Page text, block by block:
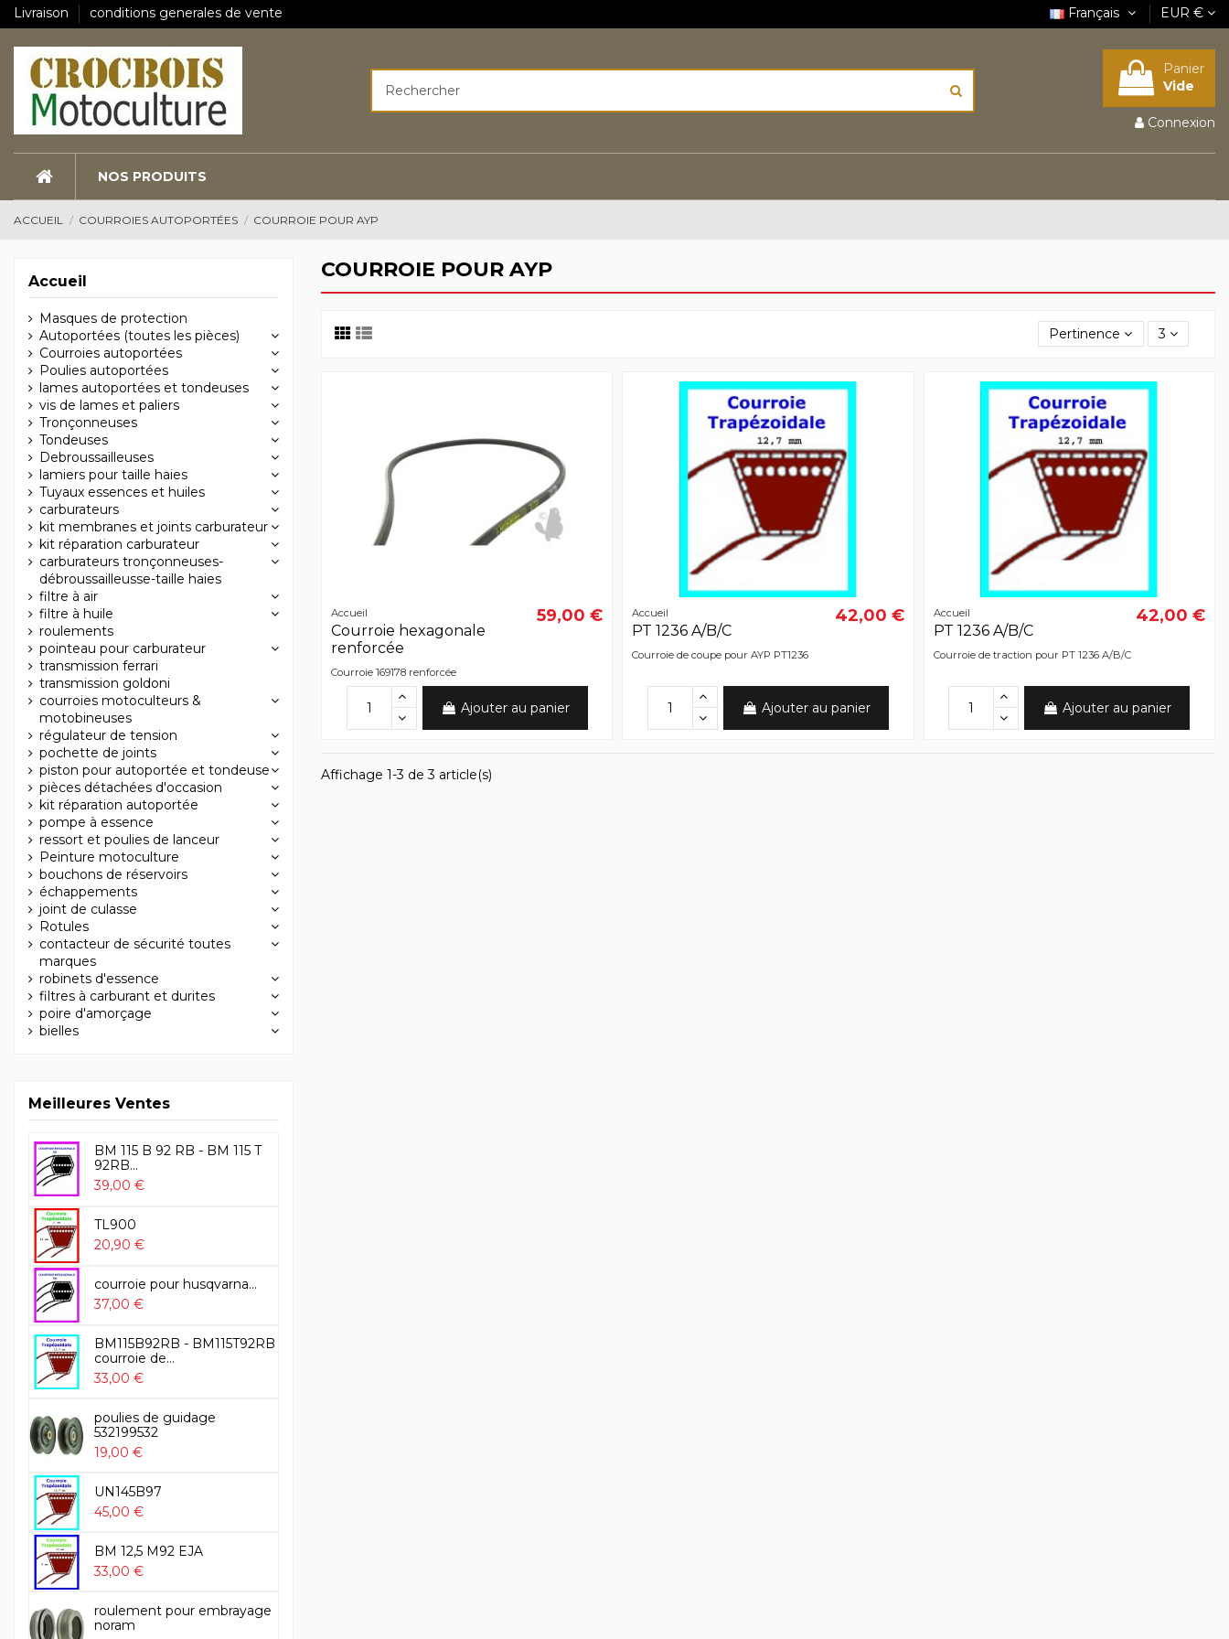
Livraison conditions generales de vente Français EUR €
Panier
Vide
Connexion
NOS PRODUITS
ACCUEIL COURROIES AUTOPORTÉES COURROIE POUR AYP
COURROIE POUR AYP
Pertinence 3
Accueil
Courroie hexagonale
renforcée
59,00 €
Courroie 169178 renforcée
Ajouter au panier
Accueil
PT 1236 A/B/C
42,00 €
Courroie de coupe pour AYP PT1236
Ajouter au panier
Accueil
PT 1236 A/B/C
42,00 €
Courroie de traction pour PT 1236 A/B/C
Ajouter au panier
Affichage 1-3 de 3 article(s)
Accueil
Masques de protection
Autoportées (toutes les pièces)
Courroies autoportées
Poulies autoportées
lames autoportées et tondeuses
vis de lames et paliers
Tronçonneuses
Tondeuses
Debroussailleuses
lamiers pour taille haies
Tuyaux essences et huiles
carburateurs
kit membranes et joints carburateur
kit réparation carburateur
carburateurs tronçonneuses-
débroussailleusse-taille haies
filtre à air
filtre à huile
roulements
pointeau pour carburateur
transmission ferrari
transmission goldoni
courroies motoculteurs &
motobineuses
régulateur de tension
pochette de joints
piston pour autoportée et tondeuse
pièces détachées d'occasion
kit réparation autoportée
pompe à essence
ressort et poulies de lanceur
Peinture motoculture
bouchons de réservoirs
échappements
joint de culasse
Rotules
contacteur de sécurité toutes
marques
robinets d'essence
filtres à carburant et durites
poire d'amorçage
bielles
Meilleures Ventes
BM 115 B 92 RB - BM 115 T
92RB...
39,00 €
TL900
20,90 €
courroie pour husqvarna...
37,00 €
BM115B92RB - BM115T92RB
courroie de...
33,00 €
poulies de guidage
532199532
19,00 €
UN145B97
45,00 €
BM 12,5 M92 EJA
33,00 €
roulement pour embrayage
noram